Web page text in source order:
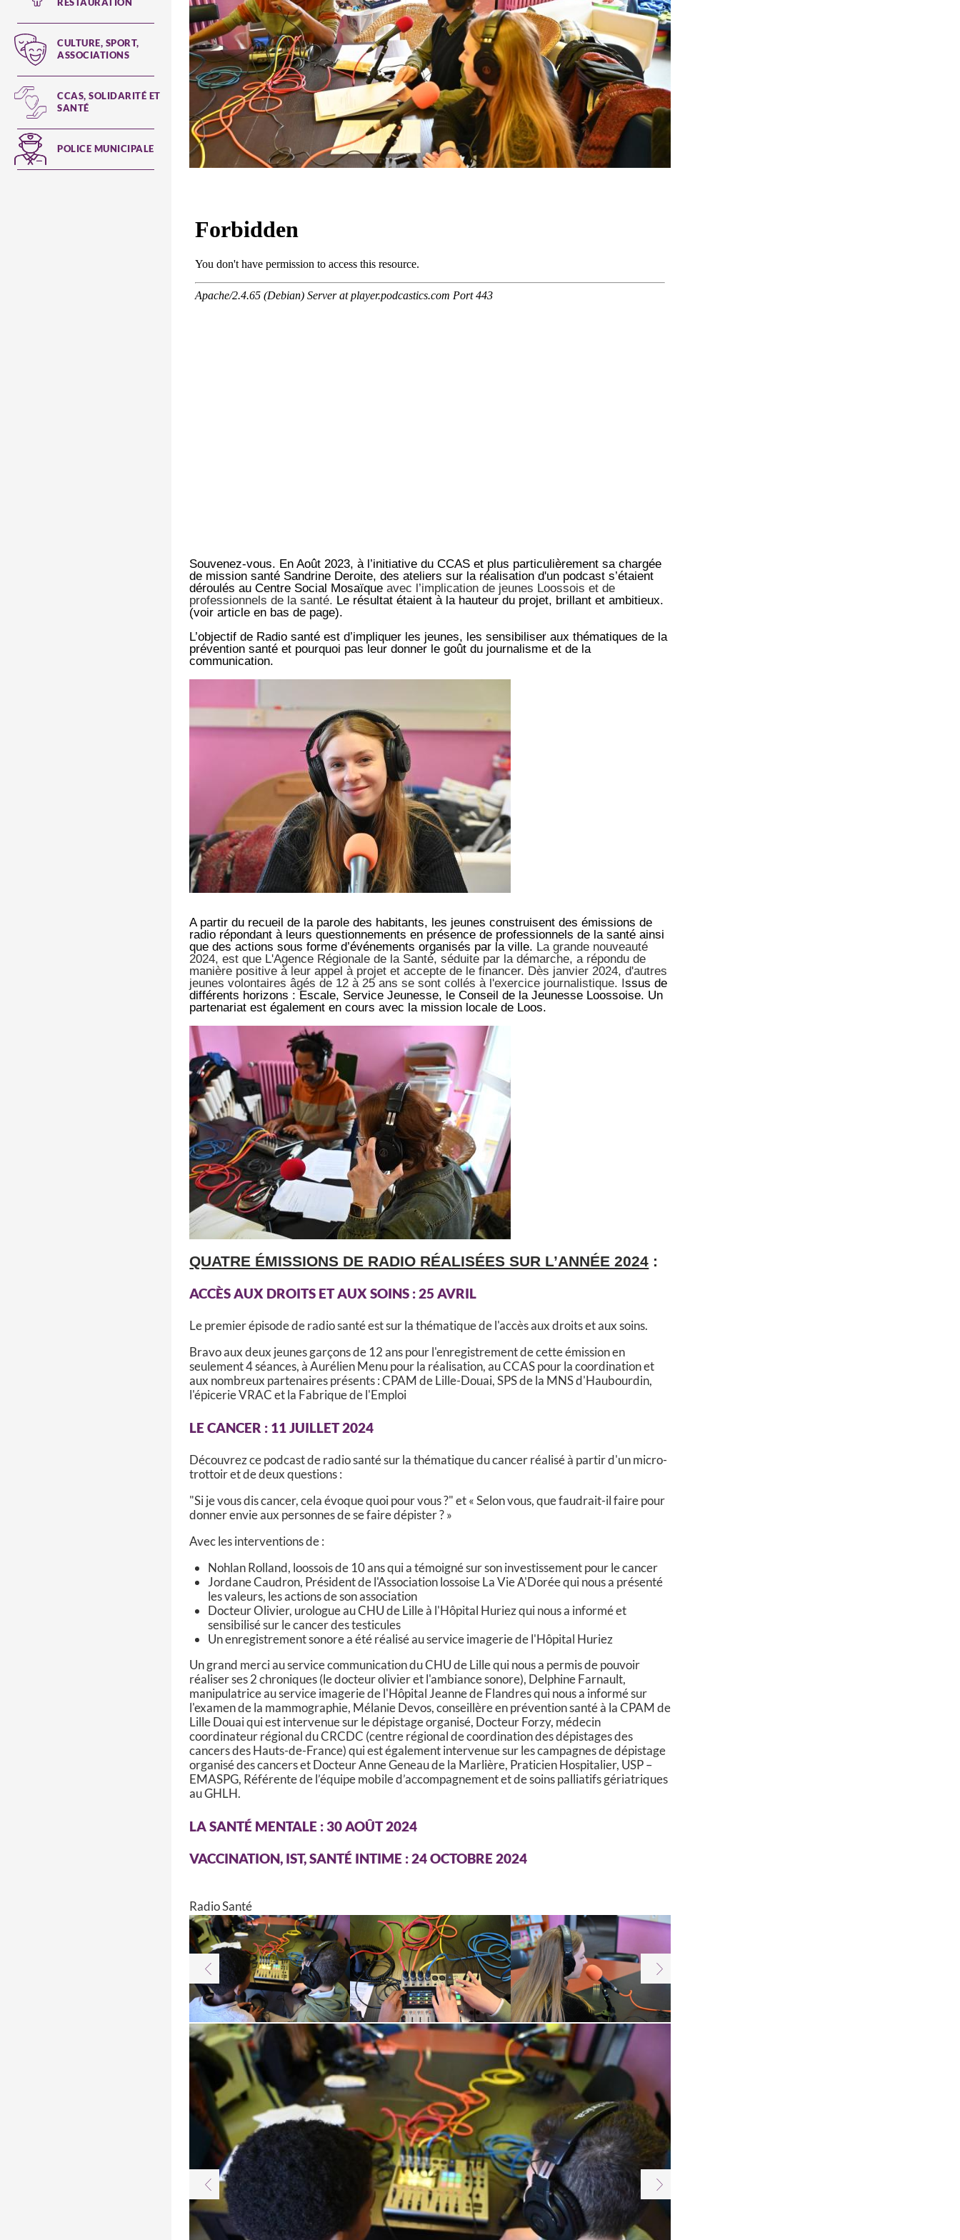
CULTURE, SPORT,
ASSOCIATIONS
CCAS, SOLIDARITÉ ET
SANTÉ
POLICE MUNICIPALE
Souvenez-vous. En Août 2023, à l’initiative du CCAS et plus particulièrement sa chargée
de mission santé Sandrine Deroite, des ateliers sur la réalisation d'un podcast s’étaient
déroulés au Centre Social Mosaïque avec l’implication de jeunes Loossois et de
professionnels de la santé. Le résultat étaient à la hauteur du projet, brillant et ambitieux.
(voir article en bas de page).
L’objectif de Radio santé est d’impliquer les jeunes, les sensibiliser aux thématiques de la
prévention santé et pourquoi pas leur donner le goût du journalisme et de la
communication.
A partir du recueil de la parole des habitants, les jeunes construisent des émissions de
radio répondant à leurs questionnements en présence de professionnels de la santé ainsi
que des actions sous forme d’événements organisés par la ville. La grande nouveauté
2024, est que L'Agence Régionale de la Santé, séduite par la démarche, a répondu de
manière positive à leur appel à projet et accepte de le financer. Dès janvier 2024, d'autres
jeunes volontaires âgés de 12 à 25 ans se sont collés à l'exercice journalistique. Issus de
différents horizons : Escale, Service Jeunesse, le Conseil de la Jeunesse Loossoise. Un
partenariat est également en cours avec la mission locale de Loos.
QUATRE ÉMISSIONS DE RADIO RÉALISÉES SUR L’ANNÉE 2024 :
ACCÈS AUX DROITS ET AUX SOINS : 25 AVRIL
Le premier épisode de radio santé est sur la thématique de l'accès aux droits et aux soins.
Bravo aux deux jeunes garçons de 12 ans pour l'enregistrement de cette émission en
seulement 4 séances, à Aurélien Menu pour la réalisation, au CCAS pour la coordination et
aux nombreux partenaires présents : CPAM de Lille-Douai, SPS de la MNS d'Haubourdin,
l'épicerie VRAC et la Fabrique de l'Emploi
LE CANCER : 11 JUILLET 2024
Découvrez ce podcast de radio santé sur la thématique du cancer réalisé à partir d'un micro-
trottoir et de deux questions :
"Si je vous dis cancer, cela évoque quoi pour vous ?" et « Selon vous, que faudrait-il faire pour
donner envie aux personnes de se faire dépister ? »
Avec les interventions de :
Nohlan Rolland, loossois de 10 ans qui a témoigné sur son investissement pour le cancer
Jordane Caudron, Président de l'Association lossoise La Vie A'Dorée qui nous a présenté
les valeurs, les actions de son association
Docteur Olivier, urologue au CHU de Lille à l'Hôpital Huriez qui nous a informé et
sensibilisé sur le cancer des testicules
Un enregistrement sonore a été réalisé au service imagerie de l'Hôpital Huriez
Un grand merci au service communication du CHU de Lille qui nous a permis de pouvoir
réaliser ses 2 chroniques (le docteur olivier et l'ambiance sonore), Delphine Farnault,
manipulatrice au service imagerie de l'Hôpital Jeanne de Flandres qui nous a informé sur
l'examen de la mammographie, Mélanie Devos, conseillère en prévention santé à la CPAM de
Lille Douai qui est intervenue sur le dépistage organisé, Docteur Forzy, médecin
coordinateur régional du CRCDC (centre régional de coordination des dépistages des
cancers des Hauts-de-France) qui est également intervenue sur les campagnes de dépistage
organisé des cancers et Docteur Anne Geneau de la Marlière, Praticien Hospitalier, USP –
EMASPG, Référente de l’équipe mobile d’accompagnement et de soins palliatifs gériatriques
au GHLH.
LA SANTÉ MENTALE : 30 AOÛT 2024
VACCINATION, IST, SANTÉ INTIME : 24 OCTOBRE 2024
Radio Santé